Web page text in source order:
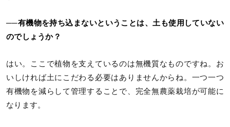
──有機物を持ち込まないということは、土も使用していない
のでしょうか？
はい。ここで植物を支えているのは無機質なものですね。お
いしければ土にこだわる必要はありませんからね。一つ一つ
有機物を減らして管理することで、完全無農薬栽培が可能に
なります。